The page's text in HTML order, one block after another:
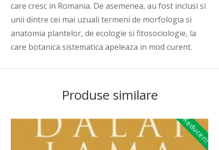
care cresc in Romania. De asemenea, au fost inclusi si
unii dintre cei mai uzuali termeni de morfologia si
anatomia plantelor, de ecologie si fitosociologie, la
care botanica sistematica apeleaza in mod curent.
Produse similare
Reduceri!